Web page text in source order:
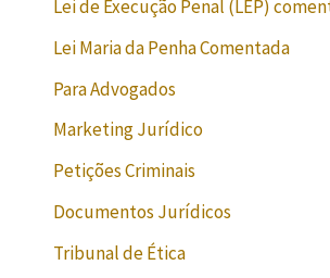
Lei de Execução Penal (LEP)
Lei Maria da Penha Comentada
Para Advogados
Marketing Jurídico
Petições Criminais
Documentos Jurídicos
Tribunal de Ética